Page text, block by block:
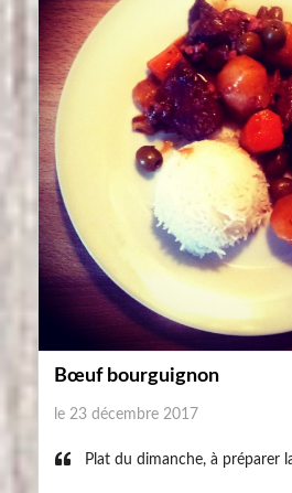
Bœuf bourguignon
le 23 décembre 2017
Plat du dimanche, à préparer